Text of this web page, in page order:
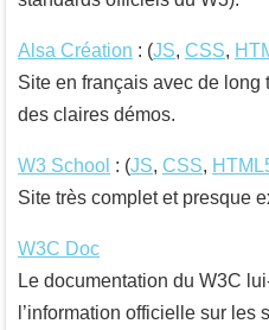
Alsa Création : (JS, CSS,
Site en français avec de long
des claires démos.
W3 School : (JS, CSS,
Site très complet et presque
W3C Doc
Le documentation du W3C
l’information officielle sur les